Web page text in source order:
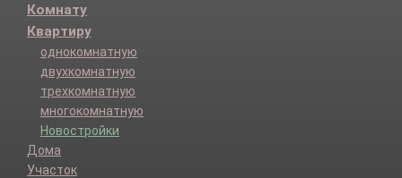
Комнату
Квартиру
однокомнатную
двухкомнатную
трехкомнатную
многокомнатную
Новостройки
Дома
Участок